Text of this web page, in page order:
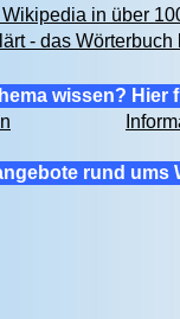
in über
- das Wörterbuch
wissen? Hier
rund ums